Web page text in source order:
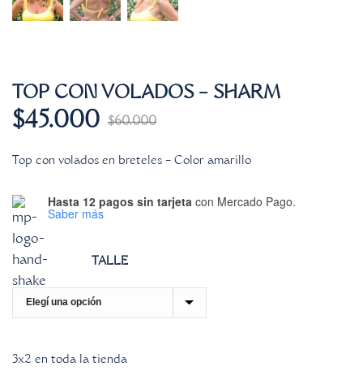
TOP CON VOLADOS – SHARM
$60.000
$45.000
Top con volados en breteles – Color amarillo
Hasta 12 pagos sin tarjeta con Mercado Pago.
Saber más
TALLE
3x2 en toda la tienda